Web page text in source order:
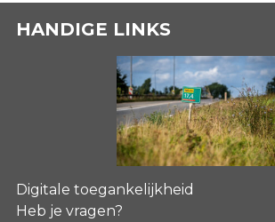
HANDIGE LINKS
Digitale toegankelijkheid
Heb je vragen?